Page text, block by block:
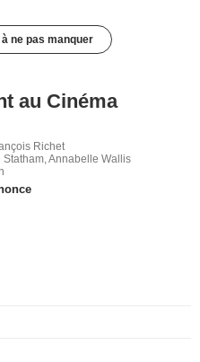
ne pas manquer
au Cinéma
Richet
Statham, Annabelle Wallis